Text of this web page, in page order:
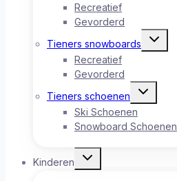
Recreatief
Gevorderd
Tieners snowboards
Toggle
Recreatief
Gevorderd
Tieners schoenen
Toggle
Ski Schoenen
Snowboard Schoenen
Kinderen
Toggle